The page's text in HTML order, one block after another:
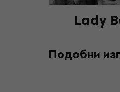
Lady
Подобни